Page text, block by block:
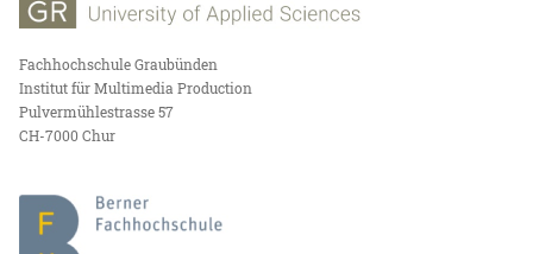
Fachhochschule Graubünden
Institut für Multimedia Production
Pulvermühlestrasse 57
CH-7000 Chur